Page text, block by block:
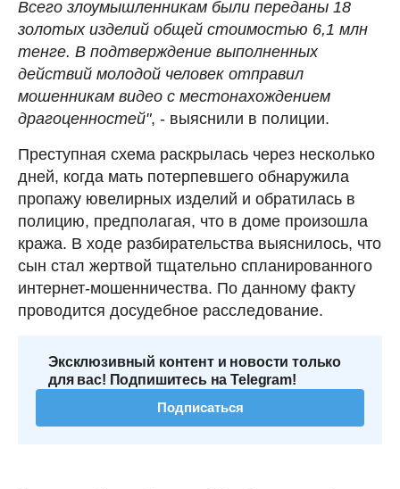
Всего злоумышленникам были переданы 18
золотых изделий общей стоимостью 6,1 млн
тенге. В подтверждение выполненных
действий молодой человек отправил
мошенникам видео с местонахождением
драгоценностей", - выяснили в полиции.
Преступная схема раскрылась через несколько
дней, когда мать потерпевшего обнаружила
пропажу ювелирных изделий и обратилась в
полицию, предполагая, что в доме произошла
кража. В ходе разбирательства выяснилось, что
сын стал жертвой тщательно спланированного
интернет-мошенничества. По данному факту
проводится досудебное расследование.
Эксклюзивный контент и новости только
для вас! Подпишитесь на Telegram!
Подписаться